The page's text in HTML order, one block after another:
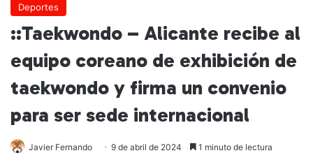
Deportes
::Taekwondo – Alicante recibe al
equipo coreano de exhibición de
taekwondo y firma un convenio
para ser sede internacional
Javier Fernando 9 de abril de 2024 1 minuto de lectura